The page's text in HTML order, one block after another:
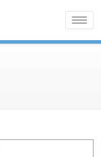
Toggle